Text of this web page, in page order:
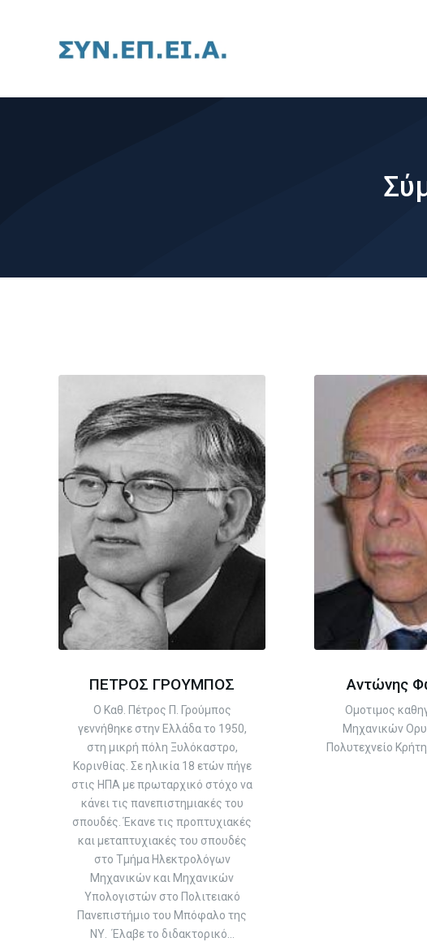
ΠΕΤΡΟΣ ΓΡΟΥΜΠΟΣ
Ο Καθ. Πέτρος Π. Γρούμπος
γεννήθηκε στην Ελλάδα το 1950,
στη μικρή πόλη Ξυλόκαστρο,
Κορινθίας. Σε ηλικία 18 ετών πήγε
στις ΗΠΑ με πρωταρχικό στόχο να
κάνει τις πανεπιστημιακές του
σπουδές. Έκανε τις προπτυχιακές
και μεταπτυχιακές του σπουδές
στο Τμήμα Ηλεκτρολόγων
Μηχανικών και Μηχανικών
Υπολογιστών στο Πολιτειακό
Πανεπιστήμιο του Μπόφαλο της
ΝΥ. Έλαβε το διδακτορικό…
Αντώνης
Οµοτιµος
Μηχανικών
Πολυτεχνείο